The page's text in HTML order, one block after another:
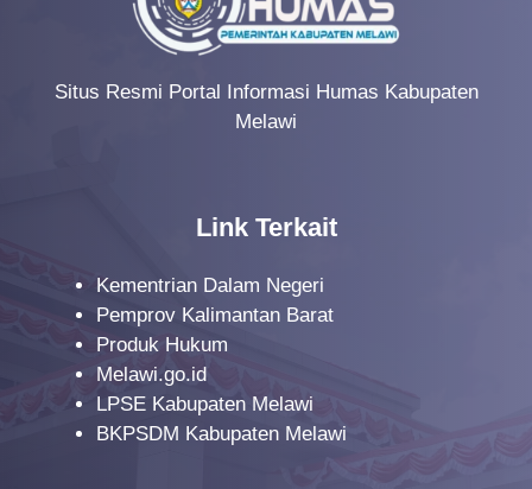
Situs Resmi Portal Informasi Humas Kabupaten
Melawi
Link Terkait
Kementrian Dalam Negeri
Pemprov Kalimantan Barat
Produk Hukum
Melawi.go.id
LPSE Kabupaten Melawi
BKPSDM Kabupaten Melawi